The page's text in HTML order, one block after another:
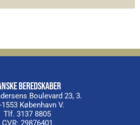
BEREDSKABER
Boulevard 23, 3.
1553 København V.
Tlf. 3137 8805
CVR: 29876401